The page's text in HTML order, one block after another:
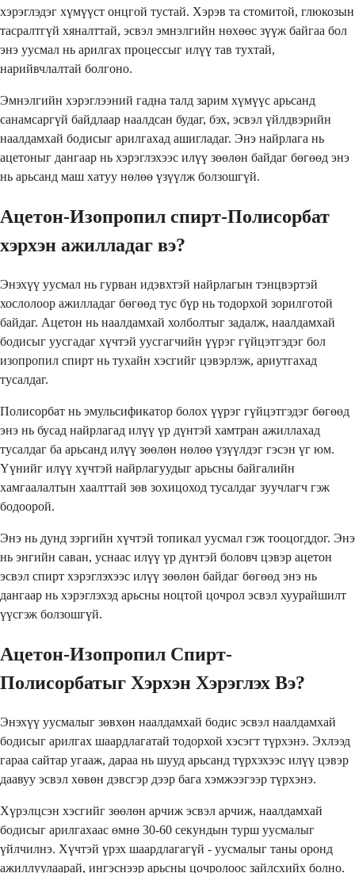
хэрэглэдэг хүмүүст онцгой тустай. Хэрэв та стомитой, глюкозын
тасралтгүй хяналттай, эсвэл эмнэлгийн нөхөөс зүүж байгаа бол
энэ уусмал нь арилгах процессыг илүү тав тухтай,
нарийвчлалтай болгоно.
Эмнэлгийн хэрэглээний гадна талд зарим хүмүүс арьсанд
санамсаргүй байдлаар наалдсан будаг, бэх, эсвэл үйлдвэрийн
наалдамхай бодисыг арилгахад ашигладаг. Энэ найрлага нь
ацетоныг дангаар нь хэрэглэхээс илүү зөөлөн байдаг бөгөөд энэ
нь арьсанд маш хатуу нөлөө үзүүлж болзошгүй.
Ацетон-Изопропил спирт-Полисорбат
хэрхэн ажилладаг вэ?
Энэхүү уусмал нь гурван идэвхтэй найрлагын тэнцвэртэй
хослолоор ажилладаг бөгөөд тус бүр нь тодорхой зорилготой
байдаг. Ацетон нь наалдамхай холболтыг задалж, наалдамхай
бодисыг уусгадаг хүчтэй уусгагчийн үүрэг гүйцэтгэдэг бол
изопропил спирт нь тухайн хэсгийг цэвэрлэж, ариутгахад
тусалдаг.
Полисорбат нь эмульсификатор болох үүрэг гүйцэтгэдэг бөгөөд
энэ нь бусад найрлагад илүү үр дүнтэй хамтран ажиллахад
тусалдаг ба арьсанд илүү зөөлөн нөлөө үзүүлдэг гэсэн үг юм.
Үүнийг илүү хүчтэй найрлагуудыг арьсны байгалийн
хамгаалалтын хаалттай зөв зохицоход тусалдаг зуучлагч гэж
бодоорой.
Энэ нь дунд зэргийн хүчтэй топикал уусмал гэж тооцогддог. Энэ
нь энгийн саван, уснаас илүү үр дүнтэй боловч цэвэр ацетон
эсвэл спирт хэрэглэхээс илүү зөөлөн байдаг бөгөөд энэ нь
дангаар нь хэрэглэхэд арьсны ноцтой цочрол эсвэл хуурайшилт
үүсгэж болзошгүй.
Ацетон-Изопропил Спирт-
Полисорбатыг Хэрхэн Хэрэглэх Вэ?
Энэхүү уусмалыг зөвхөн наалдамхай бодис эсвэл наалдамхай
бодисыг арилгах шаардлагатай тодорхой хэсэгт түрхэнэ. Эхлээд
гараа сайтар угааж, дараа нь шууд арьсанд түрхэхээс илүү цэвэр
даавуу эсвэл хөвөн дэвсгэр дээр бага хэмжээгээр түрхэнэ.
Хүрэлцсэн хэсгийг зөөлөн арчиж эсвэл арчиж, наалдамхай
бодисыг арилгахаас өмнө 30-60 секундын турш уусмалыг
үйлчилнэ. Хүчтэй үрэх шаардлагагүй - уусмалыг таны оронд
ажиллуулаарай, ингэснээр арьсны цочролоос зайлсхийх болно.